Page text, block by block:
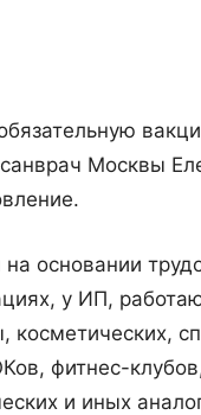
Москвы
основании
у ИП,
косметических,
фитнес-
и иных